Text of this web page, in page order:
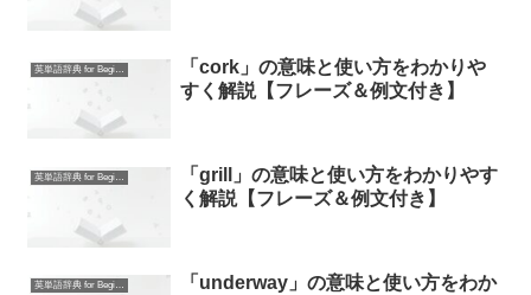
英単語辞典 for Beginners
「cork」の意味と使い方をわかりや
すく解説【フレーズ＆例文付き】
英単語辞典 for Beginners
「grill」の意味と使い方をわかりやす
く解説【フレーズ＆例文付き】
英単語辞典 for Beginners
「underway」の意味と使い方をわか